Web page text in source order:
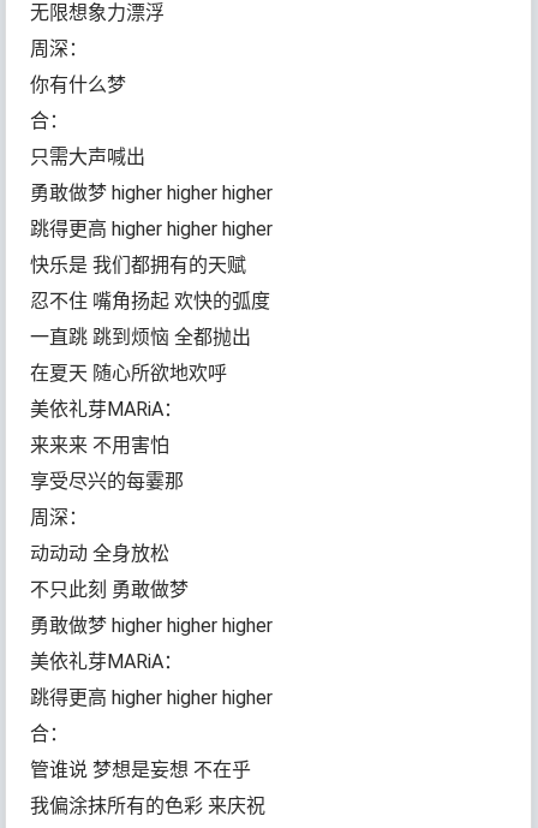
无限想象力漂浮
周深：
你有什么梦
合：
只需大声喊出
勇敢做梦 higher higher higher
跳得更高 higher higher higher
快乐是 我们都拥有的天赋
忍不住 嘴角扬起 欢快的弧度
一直跳 跳到烦恼 全都抛出
在夏天 随心所欲地欢呼
美依礼芽MARiA：
来来来 不用害怕
享受尽兴的每霎那
周深：
动动动 全身放松
不只此刻 勇敢做梦
勇敢做梦 higher higher higher
美依礼芽MARiA：
跳得更高 higher higher higher
合：
管谁说 梦想是妄想 不在乎
我偏涂抹所有的色彩 来庆祝